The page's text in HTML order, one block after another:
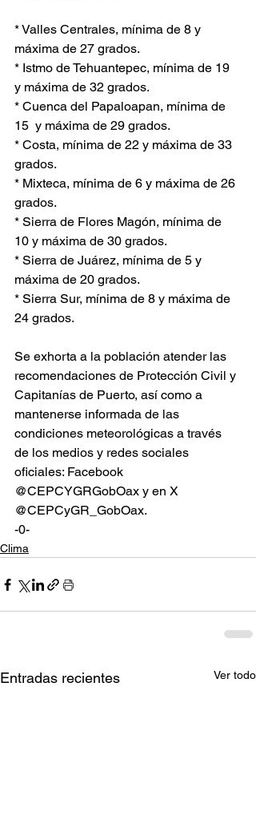
* Valles Centrales, mínima de 8 y
máxima de 27 grados.
* Istmo de Tehuantepec, mínima de 19
y máxima de 32 grados.
* Cuenca del Papaloapan, mínima de
15  y máxima de 29 grados.
* Costa, mínima de 22 y máxima de 33
grados.
* Mixteca, mínima de 6 y máxima de 26
grados.
* Sierra de Flores Magón, mínima de
10 y máxima de 30 grados.
* Sierra de Juárez, mínima de 5 y
máxima de 20 grados.
* Sierra Sur, mínima de 8 y máxima de
24 grados.
Se exhorta a la población atender las
recomendaciones de Protección Civil y
Capitanías de Puerto, así como a
mantenerse informada de las
condiciones meteorológicas a través
de los medios y redes sociales
oficiales: Facebook
@CEPCYGRGobOax y en X
@CEPCyGR_GobOax.
-0-
Clima
Entradas recientes Ver todo